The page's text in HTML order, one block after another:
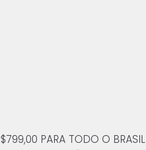
PARA TODO O BRASIL